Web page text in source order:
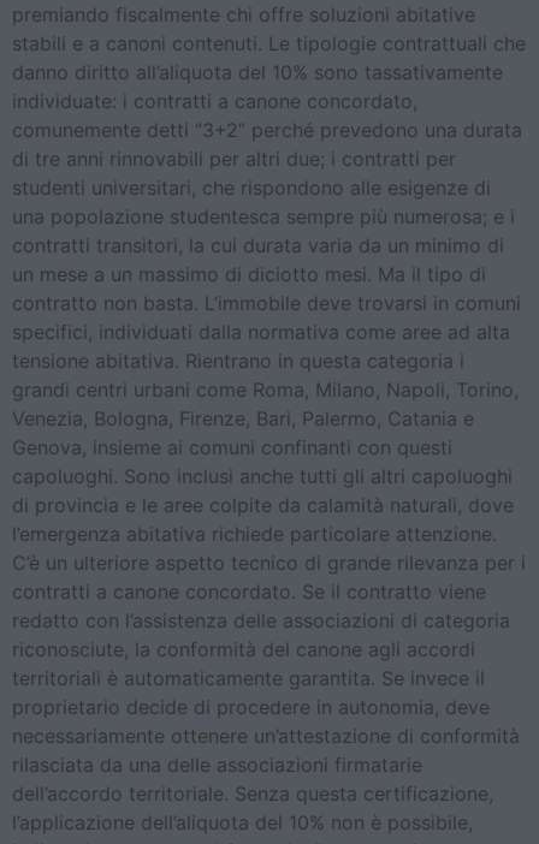
premiando fiscalmente chi offre soluzioni abitative
stabili e a canoni contenuti. Le tipologie contrattuali che
danno diritto all’aliquota del 10% sono tassativamente
individuate: i contratti a canone concordato,
comunemente detti “3+2” perché prevedono una durata
di tre anni rinnovabili per altri due; i contratti per
studenti universitari, che rispondono alle esigenze di
una popolazione studentesca sempre più numerosa; e i
contratti transitori, la cui durata varia da un minimo di
un mese a un massimo di diciotto mesi. Ma il tipo di
contratto non basta. L’immobile deve trovarsi in comuni
specifici, individuati dalla normativa come aree ad alta
tensione abitativa. Rientrano in questa categoria i
grandi centri urbani come Roma, Milano, Napoli, Torino,
Venezia, Bologna, Firenze, Bari, Palermo, Catania e
Genova, insieme ai comuni confinanti con questi
capoluoghi. Sono inclusi anche tutti gli altri capoluoghi
di provincia e le aree colpite da calamità naturali, dove
l’emergenza abitativa richiede particolare attenzione.
C’è un ulteriore aspetto tecnico di grande rilevanza per i
contratti a canone concordato. Se il contratto viene
redatto con l’assistenza delle associazioni di categoria
riconosciute, la conformità del canone agli accordi
territoriali è automaticamente garantita. Se invece il
proprietario decide di procedere in autonomia, deve
necessariamente ottenere un’attestazione di conformità
rilasciata da una delle associazioni firmatarie
dell’accordo territoriale. Senza questa certificazione,
l’applicazione dell’aliquota del 10% non è possibile,